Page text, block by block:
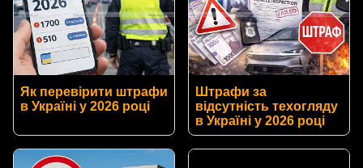
Як перевірити штрафи
в Україні у 2026 році
Штрафи за
відсутність техогляду
в Україні у 2026 році